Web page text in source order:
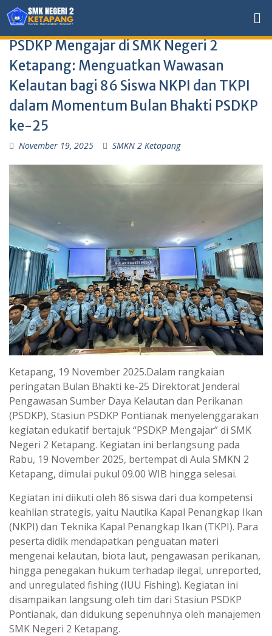
PSDKP Mengajar di SMK Negeri 2
Ketapang: Menguatkan Wawasan
Kelautan bagi 86 Siswa NKPI dan TKPI
dalam Momentum Bulan Bhakti PSDKP
ke-25
November 19, 2025 SMKN 2 Ketapang
Ketapang, 19 November 2025.Dalam rangkaian
peringatan Bulan Bhakti ke-25 Direktorat Jenderal
Pengawasan Sumber Daya Kelautan dan Perikanan
(PSDKP), Stasiun PSDKP Pontianak menyelenggarakan
kegiatan edukatif bertajuk “PSDKP Mengajar” di SMK
Negeri 2 Ketapang. Kegiatan ini berlangsung pada
Rabu, 19 November 2025, bertempat di Aula SMKN 2
Ketapang, dimulai pukul 09.00 WIB hingga selesai.
Kegiatan ini diikuti oleh 86 siswa dari dua kompetensi
keahlian strategis, yaitu Nautika Kapal Penangkap Ikan
(NKPI) dan Teknika Kapal Penangkap Ikan (TKPI). Para
peserta didik mendapatkan penguatan materi
mengenai kelautan, biota laut, pengawasan perikanan,
hingga penegakan hukum terhadap ilegal, unreported,
and unregulated fishing (IUU Fishing). Kegiatan ini
disampaikan langsung oleh tim dari Stasiun PSDKP
Pontianak, dan didukung sepenuhnya oleh manajemen
SMK Negeri 2 Ketapang.